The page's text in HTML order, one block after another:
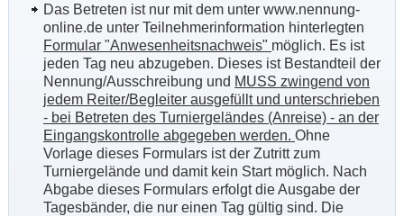
Das Betreten ist nur mit dem unter www.nennung-
online.de unter Teilnehmerinformation hinterlegten
Formular "Anwesenheitsnachweis" möglich. Es ist
jeden Tag neu abzugeben. Dieses ist Bestandteil der
Nennung/Ausschreibung und MUSS zwingend von
jedem Reiter/Begleiter ausgefüllt und unterschrieben
- bei Betreten des Turniergeländes (Anreise) - an der
Eingangskontrolle abgegeben werden. Ohne
Vorlage dieses Formulars ist der Zutritt zum
Turniergelände und damit kein Start möglich. Nach
Abgabe dieses Formulars erfolgt die Ausgabe der
Tagesbänder, die nur einen Tag gültig sind. Die